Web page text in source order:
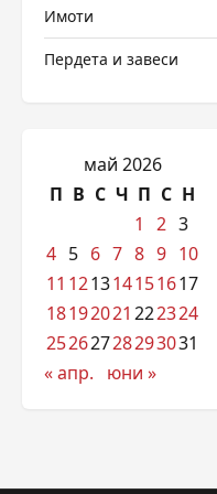
Имоти
Пердета и завеси
май 2026
П В С Ч П С Н
1
2 3
4 5 6 7 8 9 10
11 121314151617
18192021 222324
25262728293031
« апр.
юни »